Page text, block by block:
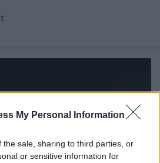
My Personal Information
the sale, sharing to third parties, or
or sensitive information for